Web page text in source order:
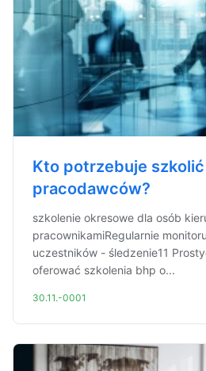
Kto potrzebuje
pracodawców?
szkolenie okresowe dla osób
pracownikamiRegularnie
uczestników - śledzenie11
oferować szkolenia bhp o...
30.11.-0001